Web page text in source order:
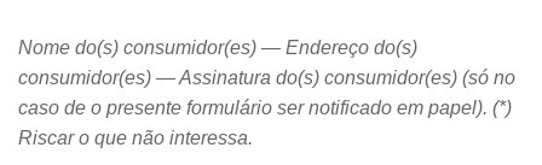
Nome do(s) consumidor(es) — Endereço do(s)
consumidor(es) — Assinatura do(s) consumidor(es) (só no
caso de o presente formulário ser notificado em papel). (*)
Riscar o que não interessa.